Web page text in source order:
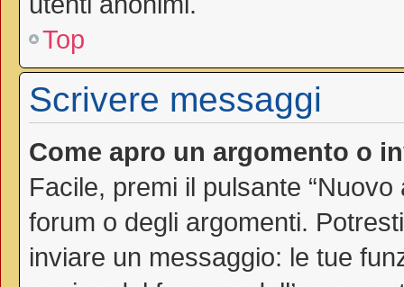
Top
Scrivere messaggi
Come apro un argomento o
Facile, premi il pulsante
forum o degli argomenti.
inviare un messaggio: le tue